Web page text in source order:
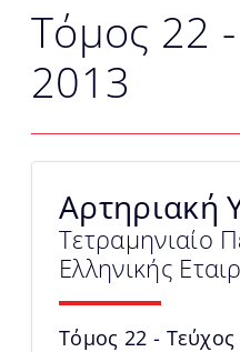
Τόμος 22
2013
Αρτηριακή
Τετραμηνιαίο
Ελληνικής
Τόμος 22 -